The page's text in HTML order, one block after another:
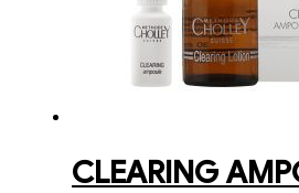
CLEARING